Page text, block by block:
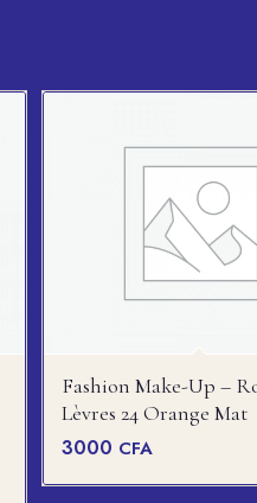
Fashion Make-Up –
Lèvres 24 Orange Mat
3000 CFA